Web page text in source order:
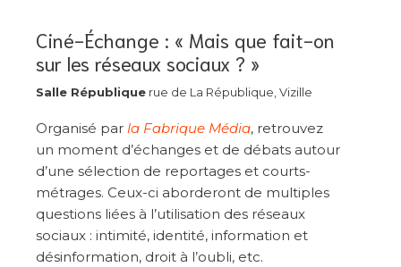
Ciné-Échange : « Mais que fait-on
sur les réseaux sociaux ? »
Salle République rue de La République, Vizille
Organisé par la Fabrique Média, retrouvez
un moment d’échanges et de débats autour
d’une sélection de reportages et courts-
métrages. Ceux-ci aborderont de multiples
questions liées à l’utilisation des réseaux
sociaux : intimité, identité, information et
désinformation, droit à l’oubli, etc.